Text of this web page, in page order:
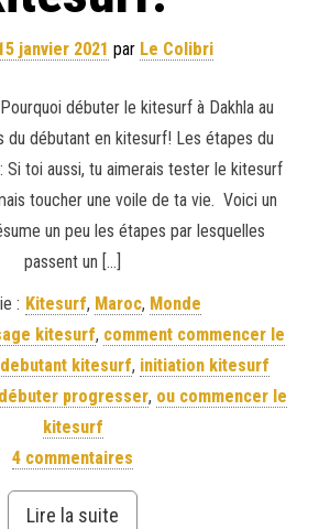
janvier 2021 par Le Colibri
débuter le kitesurf à Dakhla au
du débutant en kitesurf! Les étapes du
Si toi aussi, tu aimerais tester le kitesurf
toucher une voile de ta vie. Voici un
un peu les étapes par lesquelles
passent un […]
: Kitesurf, Maroc, Monde
kitesurf, comment commencer le
kitesurf, initiation kitesurf
progresser, ou commencer le
kitesurf
4 commentaires
Lire la suite